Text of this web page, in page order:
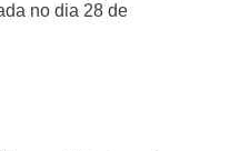
no dia 28 de